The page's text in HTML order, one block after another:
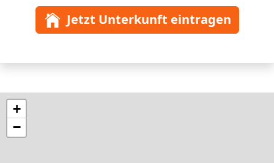
Jetzt Unterkunft eintragen
+
−